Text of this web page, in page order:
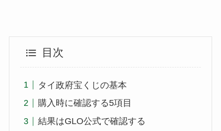
目次
タイ政府宝くじの基本
購入時に確認する5項目
結果はGLO公式で確認する